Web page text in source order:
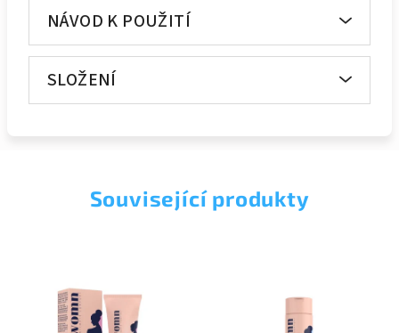
NÁVOD K POUŽITÍ
SLOŽENÍ
Související produkty